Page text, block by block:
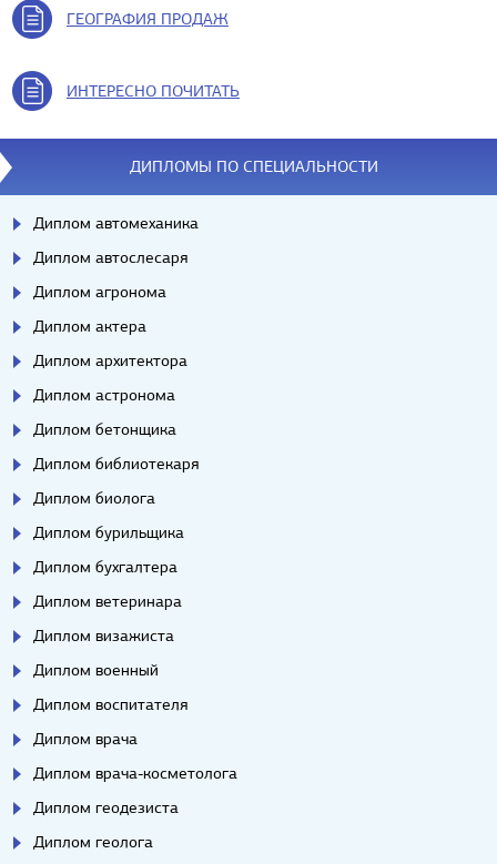
ГЕОГРАФИЯ ПРОДАЖ
ИНТЕРЕСНО ПОЧИТАТЬ
ДИПЛОМЫ ПО СПЕЦИАЛЬНОСТИ
Диплом автомеханика
Диплом автослесаря
Диплом агронома
Диплом актера
Диплом архитектора
Диплом астронома
Диплом бетонщика
Диплом библиотекаря
Диплом биолога
Диплом бурильщика
Диплом бухгалтера
Диплом ветеринара
Диплом визажиста
Диплом военный
Диплом воспитателя
Диплом врача
Диплом врача-косметолога
Диплом геодезиста
Диплом геолога